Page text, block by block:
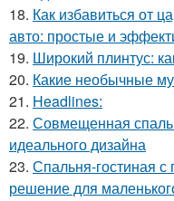
18. Как избавиться от
авто: простые и
19. Широкий плинтус:
20. Какие необычные
21. Headlines:
22. Совмещенная
идеального дизайна
23. Спальня-гостиная с
решение для